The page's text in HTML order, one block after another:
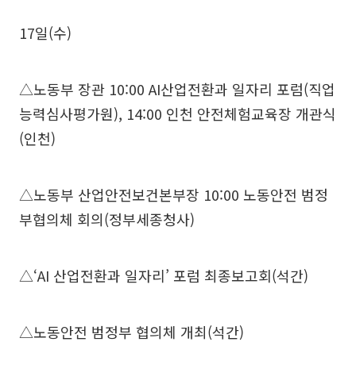
17일(수)
△노동부 장관 10:00 AI산업전환과 일자리 포럼(직업
능력심사평가원), 14:00 인천 안전체험교육장 개관식
(인천)
△노동부 산업안전보건본부장 10:00 노동안전 범정
부협의체 회의(정부세종청사)
△‘AI 산업전환과 일자리’ 포럼 최종보고회(석간)
△노동안전 범정부 협의체 개최(석간)